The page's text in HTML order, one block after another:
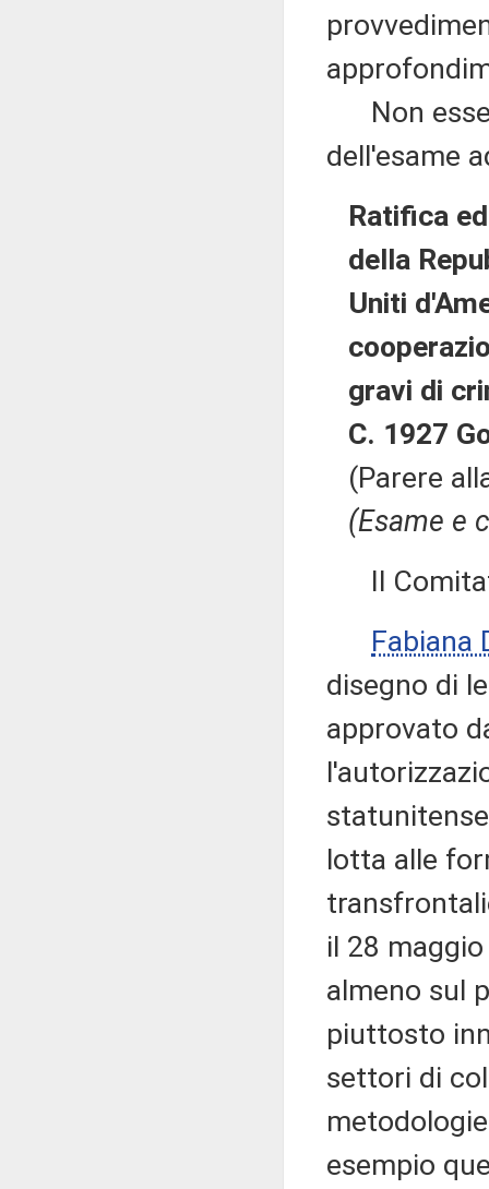
Non
dell'esame
Ratifica
della
Uniti
gravi di
C. 1927
(Parere
(Esame e
Il
Fabiana
disegno di
approvato
lotta alle
il 28
almeno sul
piuttosto
settori di
esempio